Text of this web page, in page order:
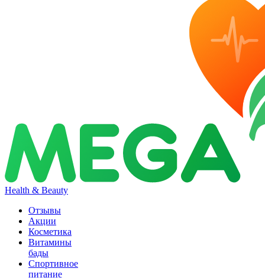
Health & Beauty
Отзывы
Акции
Косметика
Витамины
бады
Спортивное
питание